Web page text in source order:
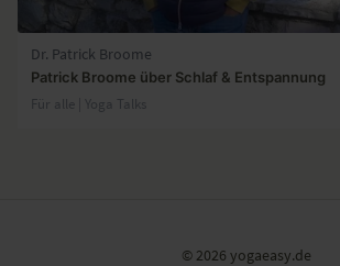
Dr. Patrick Broome
Patrick Broome über Schlaf & Entspannung
Für alle | Yoga Talks
© 2026 yogaeasy.de